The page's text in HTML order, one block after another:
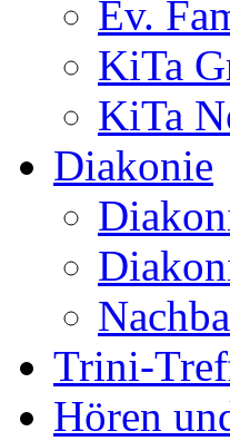
Ev.
KiTa
KiTa
Diakonie
Trini-
Hören